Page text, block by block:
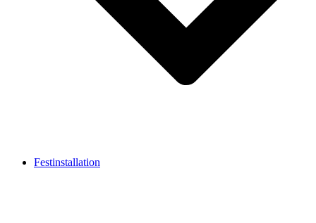
Festinstallation